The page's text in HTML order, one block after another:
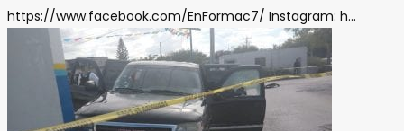
https://www.facebook.com/EnFormac7/ Instagram: h...